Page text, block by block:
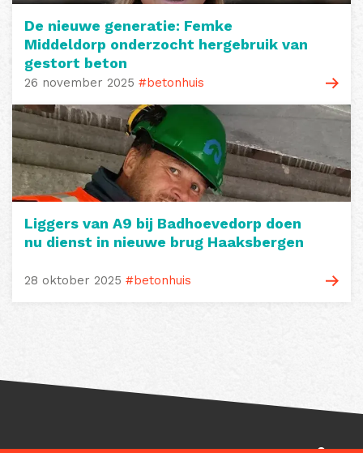
De nieuwe generatie: Femke
Middeldorp onderzocht hergebruik van
gestort beton
26 november 2025 #betonhuis
Liggers van A9 bij Badhoevedorp doen
nu dienst in nieuwe brug Haaksbergen
28 oktober 2025 #betonhuis